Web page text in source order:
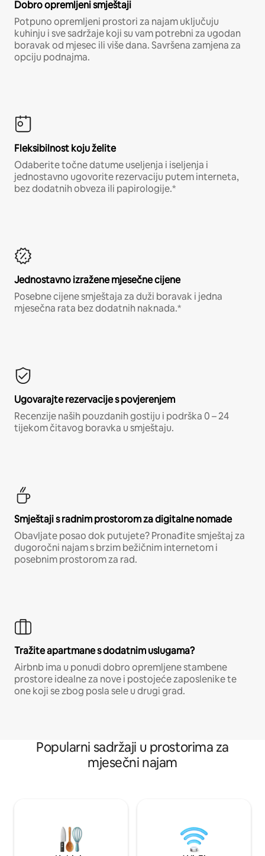
Dobro opremljeni smještaji
Potpuno opremljeni prostori za najam uključuju
kuhinju i sve sadržaje koji su vam potrebni za ugodan
boravak od mjesec ili više dana. Savršena zamjena za
opciju podnajma.
Fleksibilnost koju želite
Odaberite točne datume useljenja i iseljenja i
jednostavno ugovorite rezervaciju putem interneta,
bez dodatnih obveza ili papirologije.*
Jednostavno izražene mjesečne cijene
Posebne cijene smještaja za duži boravak i jedna
mjesečna rata bez dodatnih naknada.*
Ugovarajte rezervacije s povjerenjem
Recenzije naših pouzdanih gostiju i podrška 0 – 24
tijekom čitavog boravka u smještaju.
Smještaji s radnim prostorom za digitalne nomade
Obavljate posao dok putujete? Pronađite smještaj za
dugoročni najam s brzim bežičnim internetom i
posebnim prostorom za rad.
Tražite apartmane s dodatnim uslugama?
Airbnb ima u ponudi dobro opremljene stambene
prostore idealne za nove i postojeće zaposlenike te
one koji se zbog posla sele u drugi grad.
Popularni sadržaji u prostorima za
mjesečni najam